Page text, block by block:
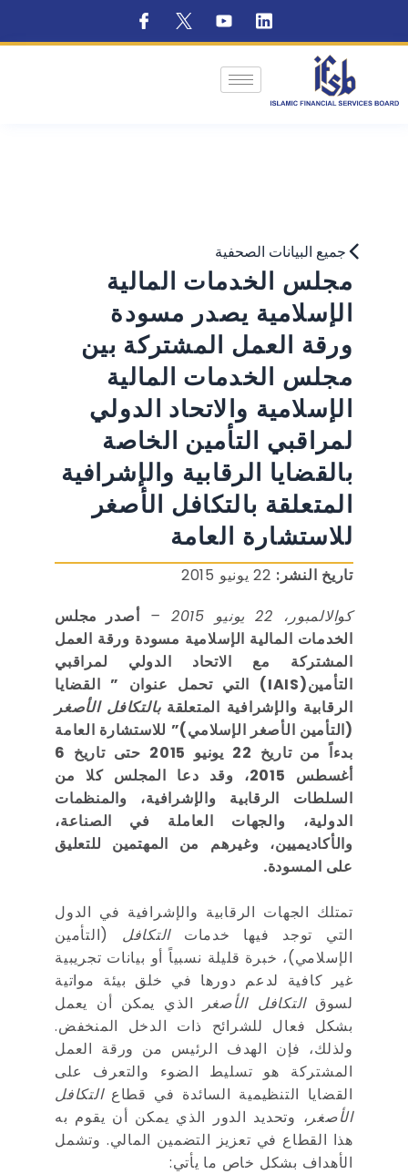
جميع البيانات الصحفية
مجلس الخدمات المالية
الإسلامية يصدر مسودة
ورقة العمل المشتركة بين
مجلس الخدمات المالية
الإسلامية والاتحاد الدولي
لمراقبي التأمين الخاصة
بالقضايا الرقابية والإشرافية
المتعلقة بالتكافل الأصغر
للاستشارة العامة
تاريخ النشر: 22 يونيو 2015
كوالالمبور، 22 يونيو 2015 –
أصدر مجلس
الخدمات المالية الإسلامية مسودة ورقة العمل
المشتركة مع الاتحاد الدولي لمراقبي
التأمين(IAIS) التي تحمل عنوان ” القضايا
الرقابية والإشرافية المتعلقةبالتكافل الأصغر
(التأمين الأصغر الإسلامي)” للاستشارة العامة
بدءاً من تاريخ 22 يونيو 2015 حتى تاريخ 6
أغسطس 2015، وقد دعا المجلس كلا من
السلطات الرقابية والإشرافية، والمنظمات
الدولية، والجهات العاملة في الصناعة،
والأكاديميين، وغيرهم من المهتمين للتعليق
على المسودة.
تمتلك الجهات الرقابية والإشرافية في الدول
التي توجد فيها خدماتالتكافل (التأمين
الإسلامي)، خبرة قليلة نسبياً أو بيانات تجريبية
غير كافية لدعم دورها في خلق بيئة مواتية
لسوقالتكافل الأصغر
الذي يمكن أن يعمل
بشكل فعال للشرائح ذات الدخل المنخفض.
ولذلك، فإن الهدف الرئيس من ورقة العمل
المشتركة هو تسليط الضوء والتعرف على
القضايا التنظيمية السائدة في قطاعالتكافل
الأصغر ، وتحديد الدور الذي يمكن أن يقوم به
هذا القطاع في تعزيز التضمين المالي. وتشمل
الأهداف بشكل خاص ما يأتي: